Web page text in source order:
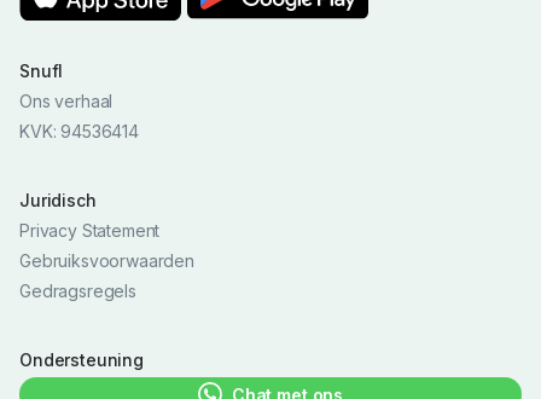
Snufl
Ons verhaal
KVK: 94536414
Juridisch
Privacy Statement
Gebruiksvoorwaarden
Gedragsregels
Ondersteuning